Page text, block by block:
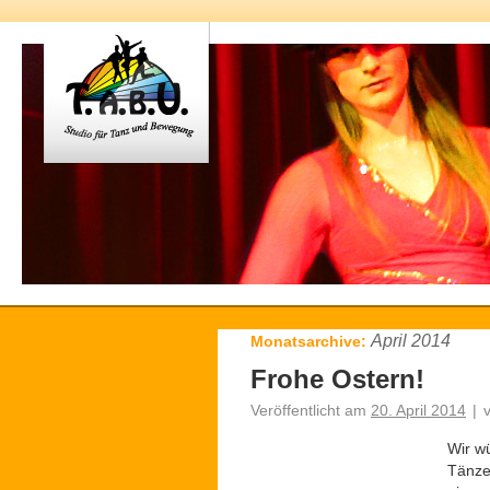
Monatsarchive: April 2014
Frohe Ostern!
Veröffentlicht am 20. April 2014 |
Wir